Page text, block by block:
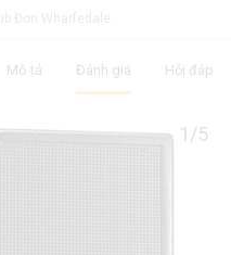
Mô tả Đánh giá Hỏi đáp
1/5